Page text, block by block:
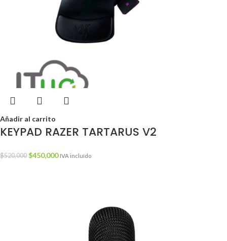
Añadir al carrito
KEYPAD RAZER TARTARUS V2
$520,000 $450,000 IVA incluído